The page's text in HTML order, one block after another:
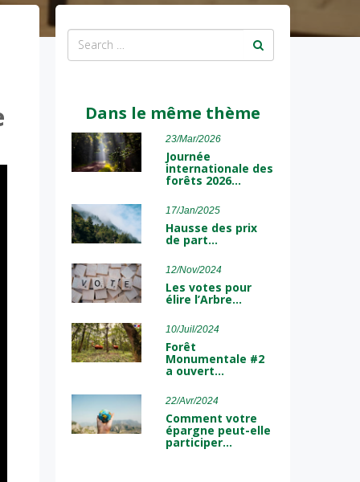
Dans le même thème
23/Mar/2026
Journée
internationale des
forêts 2026…
17/Jan/2025
Hausse des prix
de part…
12/Nov/2024
Les votes pour
élire l’Arbre…
10/Juil/2024
Forêt
Monumentale #2
a ouvert…
22/Avr/2024
Comment votre
épargne peut-elle
participer…